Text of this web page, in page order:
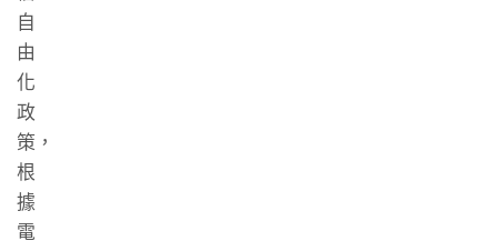
自
由
化
政
策，
根
據
電